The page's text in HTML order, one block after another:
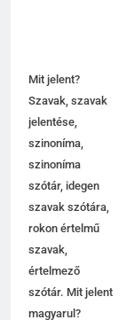
Mit jelent?
Szavak, szavak
jelentése,
szinoníma,
szinoníma
szótár, idegen
szavak szótára,
rokon értelmű
szavak,
értelmező
szótár. Mit jelent
magyarul?